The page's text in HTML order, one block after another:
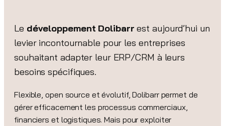
Le développement Dolibarr est aujourd’hui un
levier incontournable pour les entreprises
souhaitant adapter leur ERP/CRM à leurs
besoins spécifiques.
Flexible, open source et évolutif, Dolibarr permet de
gérer efficacement les processus commerciaux,
financiers et logistiques. Mais pour exploiter